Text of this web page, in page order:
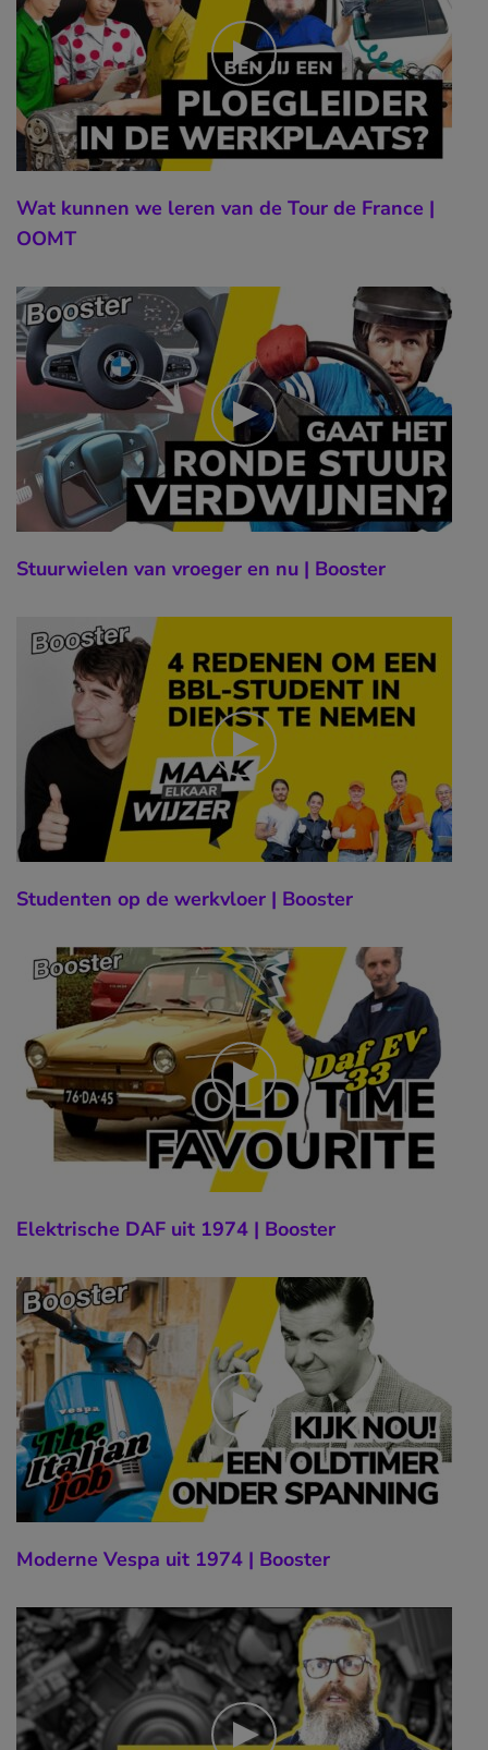
Wat kunnen we leren van de Tour de France |
OOMT
Stuurwielen van vroeger en nu | Booster
Studenten op de werkvloer | Booster
Elektrische DAF uit 1974 | Booster
Moderne Vespa uit 1974 | Booster